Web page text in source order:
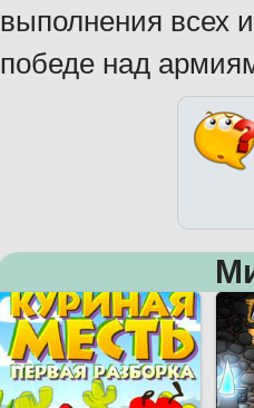
выполнения всех
победе над